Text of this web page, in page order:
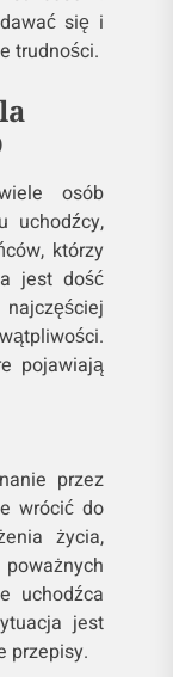
się i
trudności.
osób
uchodźcy,
którzy
jest dość
najczęściej
pojawiają
przez
wrócić do
życia,
uchodźca
jest
przepisy.